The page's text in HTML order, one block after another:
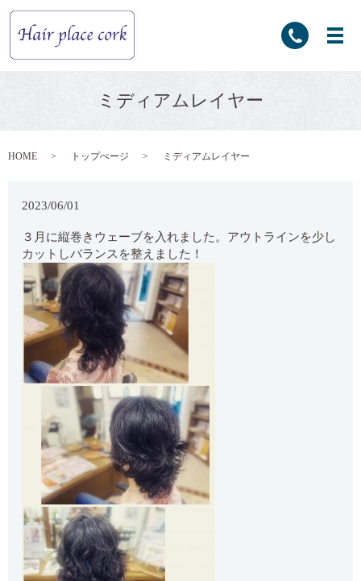
ミディアムレイヤー
HOME トップぺージ ミディアムレイヤー
2023/06/01
３月に縦巻きウェーブを入れました。アウトラインを少し
カットしバランスを整えました！